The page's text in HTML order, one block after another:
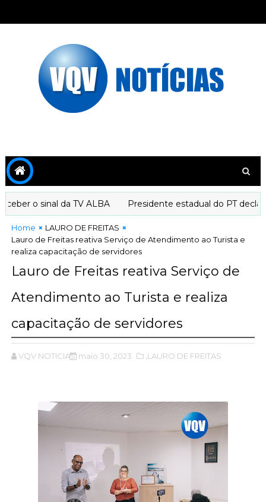
o sinal da TV ALBA Presidente estadual do PT declara
Home
LAURO DE FREITAS
Lauro de Freitas reativa Serviço de Atendimento ao Turista e
realiza capacitação de servidores
Lauro de Freitas reativa Serviço de
Atendimento ao Turista e realiza
capacitação de servidores
VQV NOTICIAS maio 30, 2023 ,LAURO DE FREITAS